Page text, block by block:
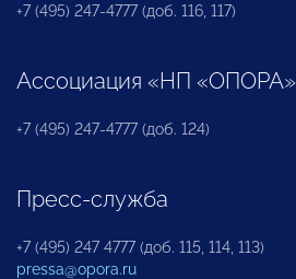
+7 (495) 247-4777 (доб. 116, 117)
Ассоциация «НП «ОПОРА»
+7 (495) 247-4777 (доб. 124)
Пресс-служба
+7 (495) 247 4777 (доб. 115, 114, 113)
pressa@opora.ru